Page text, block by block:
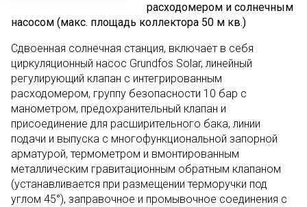
расходомером и солнечным
насосом (макс. площадь коллектора 50 м кв.)
Сдвоенная солнечная станция, включает в себя
циркуляционный насос Grundfos Solar, линейный
регулирующий клапан с интегрированным
расходомером, группу безопасности 10 бар с
манометром, предохранительный клапан и
присоединение для расширительного бака, линии
подачи и выпуска с многофункциональной запорной
арматурой, термометром и вмонтированным
металлическим гравитационным обратным клапаном
(устанавливается при размещении терморучки под
углом 45°), заправочное и промывочное соединения с